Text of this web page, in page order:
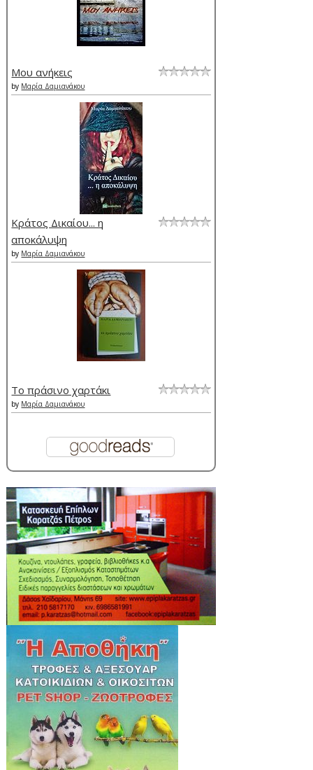
Μου ανήκεις
by Μαρία Δαμιανάκου
Κράτος Δικαίου... η
αποκάλυψη
by Μαρία Δαμιανάκου
Το πράσινο χαρτάκι
by Μαρία Δαμιανάκου